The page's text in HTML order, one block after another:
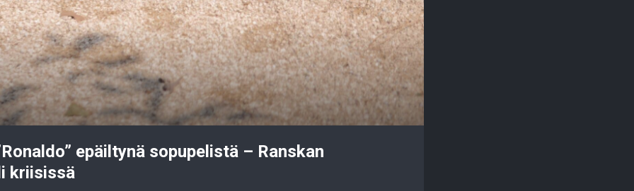
epäiltynä sopupelistä – Ranskan
kriisissä